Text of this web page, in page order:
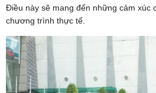
Điều này sẽ mang đến những cảm xúc
chương trình thực tế.